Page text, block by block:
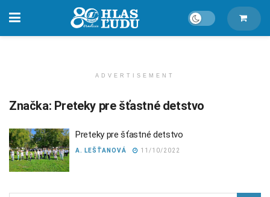
ADVERTISEMENT
Značka: Preteky pre šťastné detstvo
Preteky pre šťastné detstvo
A. LEŠŤANOVÁ 11/10/2022